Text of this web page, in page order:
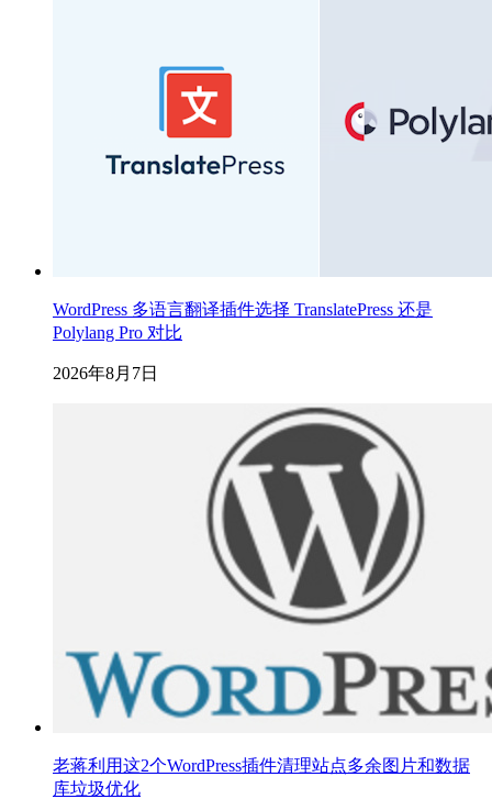
WordPress 多语言翻译插件选择 TranslatePress 还是
Polylang Pro 对比
2026年8月7日
老蒋利用这2个WordPress插件清理站点多余图片和数据
库垃圾优化